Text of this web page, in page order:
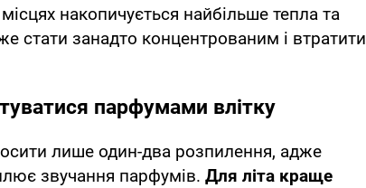
накопичується найбільше тепла та
стати занадто концентрованим і втратити
парфумами влітку
лише один-два розпилення, адже
звучання парфумів. Для літа краще